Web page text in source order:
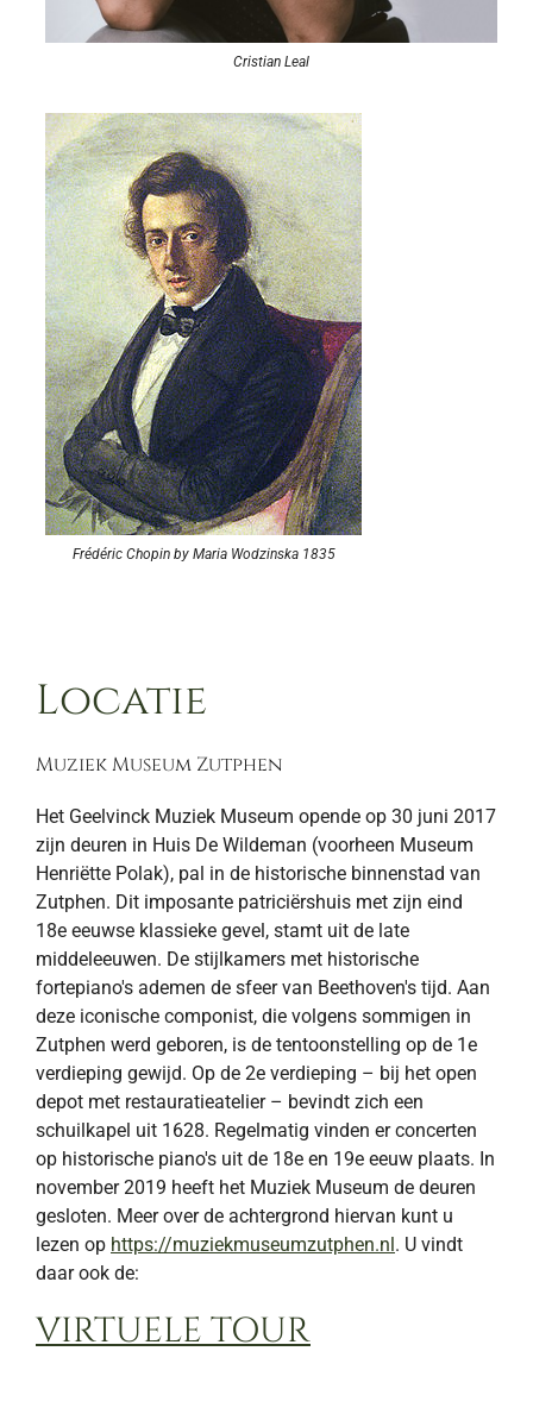
Cristian Leal
Frédéric Chopin by Maria Wodzinska 1835
Locatie
Muziek Museum Zutphen
Het Geelvinck Muziek Museum opende op 30 juni 2017
zijn deuren in Huis De Wildeman (voorheen Museum
Henriëtte Polak), pal in de historische binnenstad van
Zutphen. Dit imposante patriciërshuis met zijn eind
18e eeuwse klassieke gevel, stamt uit de late
middeleeuwen. De stijlkamers met historische
fortepiano's ademen de sfeer van Beethoven's tijd. Aan
deze iconische componist, die volgens sommigen in
Zutphen werd geboren, is de tentoonstelling op de 1e
verdieping gewijd. Op de 2e verdieping – bij het open
depot met restauratieatelier – bevindt zich een
schuilkapel uit 1628. Regelmatig vinden er concerten
op historische piano's uit de 18e en 19e eeuw plaats. In
november 2019 heeft het Muziek Museum de deuren
gesloten. Meer over de achtergrond hiervan kunt u
lezen op https://muziekmuseumzutphen.nl. U vindt
daar ook de:
VIRTUELE TOUR